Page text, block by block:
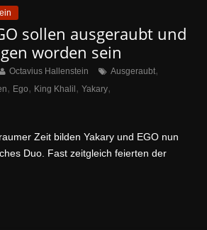
sollen ausgeraubt und
worden sein
Octavius Hallenstein Ausgeraubt,
, Ego, King Khalil, Yakary,
Zeit bilden Yakary und EGO nun
Duo. Fast zeitgleich feierten der